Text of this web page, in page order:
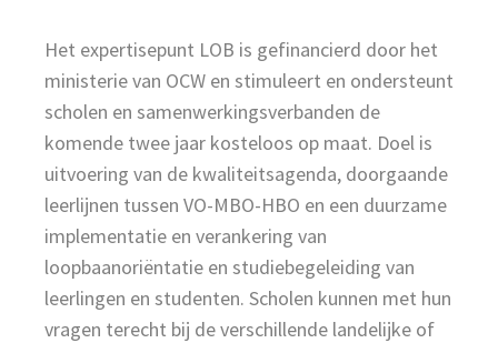
Het expertisepunt LOB is gefinancierd door het
ministerie van OCW en stimuleert en ondersteunt
scholen en samenwerkingsverbanden de
komende twee jaar kosteloos op maat. Doel is
uitvoering van de kwaliteitsagenda, doorgaande
leerlijnen tussen VO-MBO-HBO en een duurzame
implementatie en verankering van
loopbaanoriëntatie en studiebegeleiding van
leerlingen en studenten. Scholen kunnen met hun
vragen terecht bij de verschillende landelijke of